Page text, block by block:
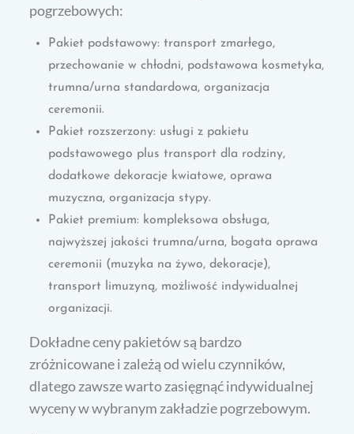
pogrzebowych:
Pakiet podstawowy: transport zmarłego,
przechowanie w chłodni, podstawowa kosmetyka,
trumna/urna standardowa, organizacja
ceremonii.
Pakiet rozszerzony: usługi z pakietu
podstawowego plus transport dla rodziny,
dodatkowe dekoracje kwiatowe, oprawa
muzyczna, organizacja stypy.
Pakiet premium: kompleksowa obsługa,
najwyższej jakości trumna/urna, bogata oprawa
ceremonii (muzyka na żywo, dekoracje),
transport limuzyną, możliwość indywidualnej
organizacji.
Dokładne ceny pakietów są bardzo
zróżnicowane i zależą od wielu czynników,
dlatego zawsze warto zasięgnąć indywidualnej
wyceny w wybranym zakładzie pogrzebowym.